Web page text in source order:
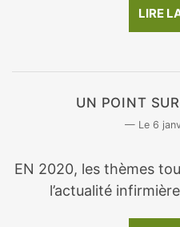
LIRE
UN POINT
6
EN 2020, les thèmes
l’actualité